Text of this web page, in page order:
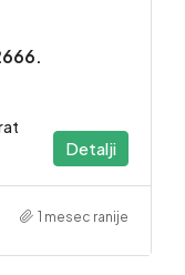
Detalji
1 mesec ranije